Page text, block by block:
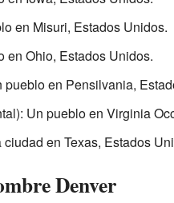
en Misuri, Estados Unidos.
en Ohio, Estados Unidos.
pueblo en Pensilvania,
Un pueblo en Virginia
ciudad en Texas, Estados
Denver